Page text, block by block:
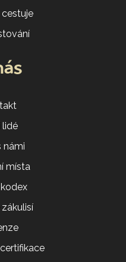
cestuje
lidé
námi
místa